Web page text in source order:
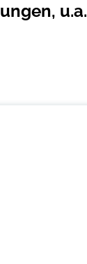
u.a.